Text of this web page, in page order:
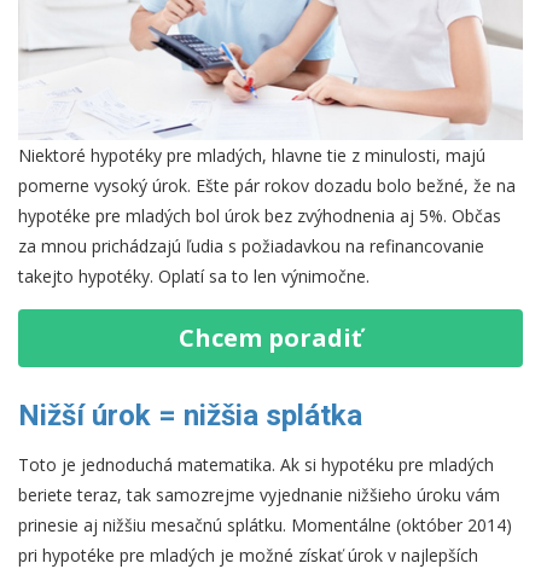
Niektoré hypotéky pre mladých, hlavne tie z minulosti, majú
pomerne vysoký úrok. Ešte pár rokov dozadu bolo bežné, že na
hypotéke pre mladých bol úrok bez zvýhodnenia aj 5%. Občas
za mnou prichádzajú ľudia s požiadavkou na refinancovanie
takejto hypotéky. Oplatí sa to len výnimočne.
Chcem poradiť
Nižší úrok = nižšia splátka
Toto je jednoduchá matematika. Ak si hypotéku pre mladých
beriete teraz, tak samozrejme vyjednanie nižšieho úroku vám
prinesie aj nižšiu mesačnú splátku. Momentálne (október 2014)
pri hypotéke pre mladých je možné získať úrok v najlepších